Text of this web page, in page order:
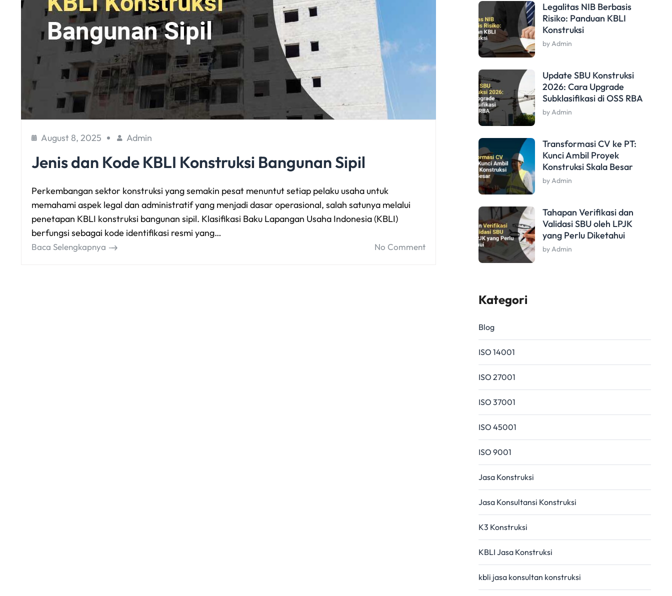
August 8, 2025 Admin
Jenis dan Kode KBLI Konstruksi Bangunan Sipil
Perkembangan sektor konstruksi yang semakin pesat menuntut setiap pelaku usaha untuk
memahami aspek legal dan administratif yang menjadi dasar operasional, salah satunya melalui
penetapan KBLI konstruksi bangunan sipil. Klasifikasi Baku Lapangan Usaha Indonesia (KBLI)
berfungsi sebagai kode identifikasi resmi yang…
Baca Selengkapnya No Comment
Legalitas NIB Berbasis
Risiko: Panduan KBLI
Konstruksi
by Admin
Update SBU Konstruksi
2026: Cara Upgrade
Subklasifikasi di OSS RBA
by Admin
Transformasi CV ke PT:
Kunci Ambil Proyek
Konstruksi Skala Besar
by Admin
Tahapan Verifikasi dan
Validasi SBU oleh LPJK
yang Perlu Diketahui
by Admin
Kategori
Blog
ISO 14001
ISO 27001
ISO 37001
ISO 45001
ISO 9001
Jasa Konstruksi
Jasa Konsultansi Konstruksi
K3 Konstruksi
KBLI Jasa Konstruksi
kbli jasa konsultan konstruksi